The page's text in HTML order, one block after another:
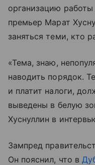
организацию
премьер Марат
заняться теми, кто
«Тема, знаю,
наводить порядок.
и платит налоги,
выведены в белую
Хуснуллин в
Зампред
Он пояснил, что в